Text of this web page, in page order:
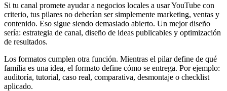
Si tu canal promete ayudar a negocios locales a usar YouTube con
criterio, tus pilares no deberían ser simplemente marketing, ventas y
contenido. Eso sigue siendo demasiado abierto. Un mejor diseño
sería: estrategia de canal, diseño de ideas publicables y optimización
de resultados.
Los formatos cumplen otra función. Mientras el pilar define de qué
familia es una idea, el formato define cómo se entrega. Por ejemplo:
auditoría, tutorial, caso real, comparativa, desmontaje o checklist
aplicado.